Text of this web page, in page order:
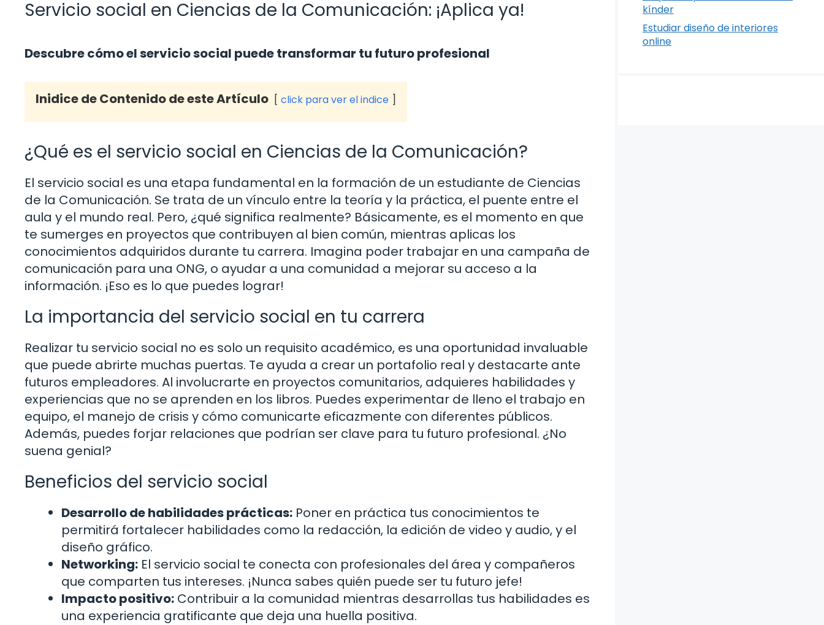
Servicio social en Ciencias de la Comunicación: ¡Aplica ya!
Descubre cómo el servicio social puede transformar tu futuro profesional
Inidice de Contenido de este Artículo click para ver el indice
¿Qué es el servicio social en Ciencias de la Comunicación?
El servicio social es una etapa fundamental en la formación de un estudiante de Ciencias
de la Comunicación. Se trata de un vínculo entre la teoría y la práctica, el puente entre el
aula y el mundo real. Pero, ¿qué significa realmente? Básicamente, es el momento en que
te sumerges en proyectos que contribuyen al bien común, mientras aplicas los
conocimientos adquiridos durante tu carrera. Imagina poder trabajar en una campaña de
comunicación para una ONG, o ayudar a una comunidad a mejorar su acceso a la
información. ¡Eso es lo que puedes lograr!
La importancia del servicio social en tu carrera
Realizar tu servicio social no es solo un requisito académico, es una oportunidad invaluable
que puede abrirte muchas puertas. Te ayuda a crear un portafolio real y destacarte ante
futuros empleadores. Al involucrarte en proyectos comunitarios, adquieres habilidades y
experiencias que no se aprenden en los libros. Puedes experimentar de lleno el trabajo en
equipo, el manejo de crisis y cómo comunicarte eficazmente con diferentes públicos.
Además, puedes forjar relaciones que podrían ser clave para tu futuro profesional. ¿No
suena genial?
Beneficios del servicio social
Desarrollo de habilidades prácticas: Poner en práctica tus conocimientos te
permitirá fortalecer habilidades como la redacción, la edición de video y audio, y el
diseño gráfico.
Networking: El servicio social te conecta con profesionales del área y compañeros
que comparten tus intereses. ¡Nunca sabes quién puede ser tu futuro jefe!
Impacto positivo: Contribuir a la comunidad mientras desarrollas tus habilidades es
una experiencia gratificante que deja una huella positiva.
kínder
Estudiar diseño de interiores
online